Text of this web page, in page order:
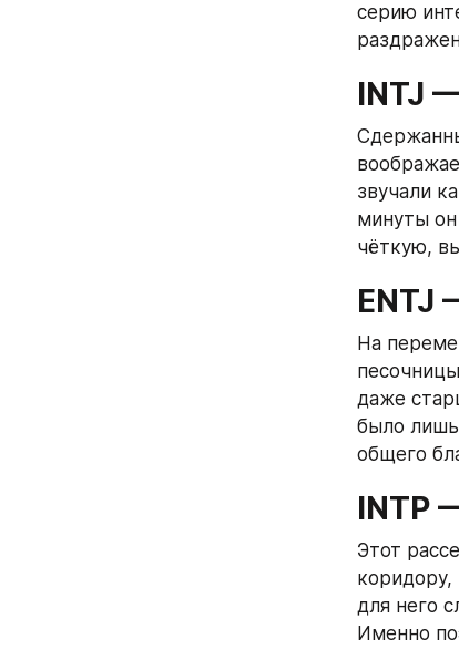
серию
INTJ
звучали
минуты
чёткую,
ENTJ
На
даже
было лишь
общего
INTP
Этот
коридору,
для него
Именно